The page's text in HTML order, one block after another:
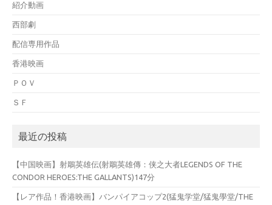
紹介動画
西部劇
配信専用作品
香港映画
ＰＯＶ
ＳＦ
最近の投稿
【中国映画】射鵰英雄伝(射鵰英雄傳：侠之大者LEGENDS OF THE
CONDOR HEROES:THE GALLANTS)147分
【レア作品！香港映画】バンパイアコップ2(猛鬼学堂/猛鬼學堂/THE